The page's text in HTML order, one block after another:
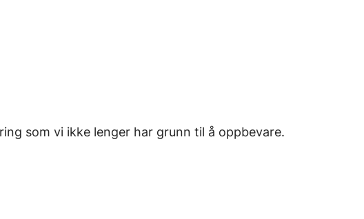
som vi ikke lenger har grunn til å oppbevare.